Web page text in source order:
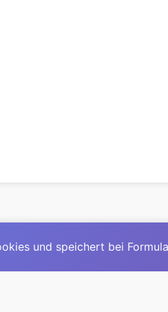
© 2025David Mirga|LinkedIn
und speichert bei